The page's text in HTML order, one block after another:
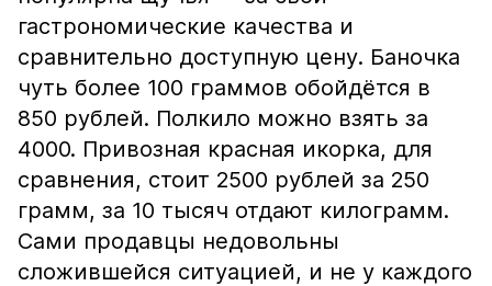
гастрономические качества и
сравнительно доступную цену. Баночка
чуть более 100 граммов обойдётся в
850 рублей. Полкило можно взять за
4000. Привозная красная икорка, для
сравнения, стоит 2500 рублей за 250
грамм, за 10 тысяч отдают килограмм.
Сами продавцы недовольны
сложившейся ситуацией, и не у каждого